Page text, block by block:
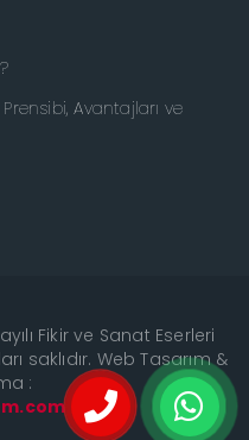
Avantajları ve
Fikir ve Sanat Eserleri
saklıdır. Web Tasarım &
: